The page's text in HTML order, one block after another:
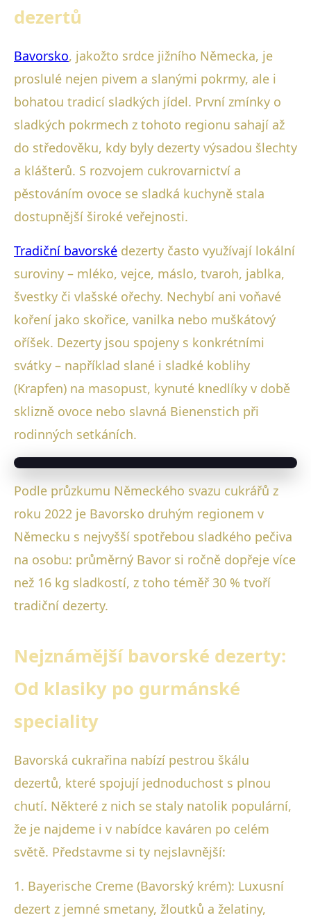
dezertů
Bavorsko, jakožto srdce jižního Německa, je
proslulé nejen pivem a slanými pokrmy, ale i
bohatou tradicí sladkých jídel. První zmínky o
sladkých pokrmech z tohoto regionu sahají až
do středověku, kdy byly dezerty výsadou šlechty
a klášterů. S rozvojem cukrovarnictví a
pěstováním ovoce se sladká kuchyně stala
dostupnější široké veřejnosti.
Tradiční bavorské dezerty často využívají lokální
suroviny – mléko, vejce, máslo, tvaroh, jablka,
švestky či vlašské ořechy. Nechybí ani voňavé
koření jako skořice, vanilka nebo muškátový
oříšek. Dezerty jsou spojeny s konkrétními
svátky – například slané i sladké koblihy
(Krapfen) na masopust, kynuté knedlíky v době
sklizně ovoce nebo slavná Bienenstich při
rodinných setkáních.
Podle průzkumu Německého svazu cukrářů z
roku 2022 je Bavorsko druhým regionem v
Německu s nejvyšší spotřebou sladkého pečiva
na osobu: průměrný Bavor si ročně dopřeje více
než 16 kg sladkostí, z toho téměř 30 % tvoří
tradiční dezerty.
Nejznámější bavorské dezerty:
Od klasiky po gurmánské
speciality
Bavorská cukrařina nabízí pestrou škálu
dezertů, které spojují jednoduchost s plnou
chutí. Některé z nich se staly natolik populární,
že je najdeme i v nabídce kaváren po celém
světě. Představme si ty nejslavnější:
1. Bayerische Creme (Bavorský krém): Luxusní
dezert z jemné smetany, žloutků a želatiny,